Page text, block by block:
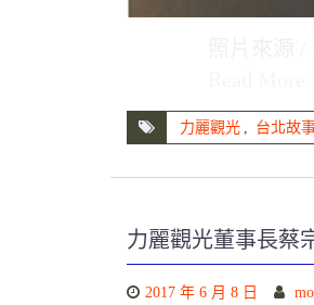
力麗觀光 台北故
力麗觀光董事長蔡
2017 年 6 月 8 日